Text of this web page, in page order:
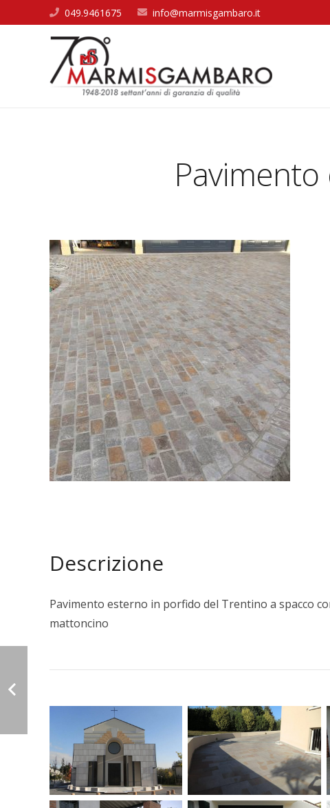
049.9461675 info@marmisgambaro.it
Descrizione
Pavimento esterno in porfido del Trentino a spacco
mattoncino